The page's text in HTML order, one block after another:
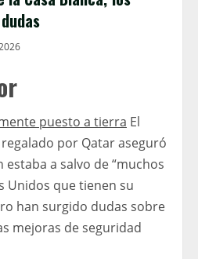
puesto a tierra El
por Qatar aseguró
estaba a salvo de “muchos
Unidos que tienen su
han surgido dudas sobre
mejoras de seguridad